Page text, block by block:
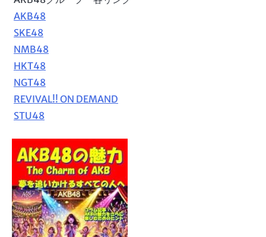
AKB48
SKE48
NMB48
HKT48
NGT48
REVIVAL!! ON DEMAND
STU48